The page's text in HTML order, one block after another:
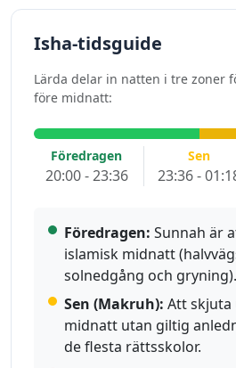
Isha-tidsguide
Lärda delar in natten i tre zoner
före midnatt:
Föredragen
20:00 - 23:36
Sen
23:36 -
Föredragen: Sunnah är
islamisk midnatt
solnedgång och gryning).
Sen (Makruh): Att skjuta
midnatt utan giltig
de flesta rättsskolor.